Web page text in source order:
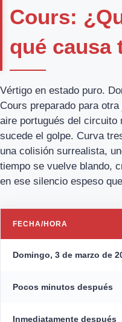
Cours:
qué causa
Vértigo en estado puro.
Cours preparado para
aire portugués del
sucede el golpe. Curva
una colisión surrealista,
tiempo se vuelve blando,
en ese silencio espeso
FECHA/HORA
Domingo, 3 de marzo de
Pocos minutos después
Inmediatamente después